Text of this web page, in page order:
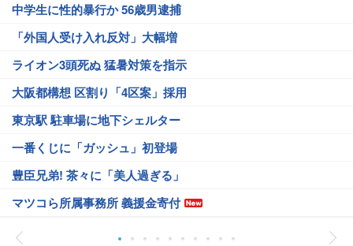
中学生に性的暴行か 56歳男逮捕
「外国人受け入れ反対」大幅増
ライオン3頭死ぬ 猛暑対策を指示
大阪都構想 区割り「4区案」採用
東京駅 駐車場に地下シェルター
一番くじに「ガッシュ」初登場
豊臣兄弟! 茶々に「美人過ぎる」
マツコら所属事務所 義援金寄付